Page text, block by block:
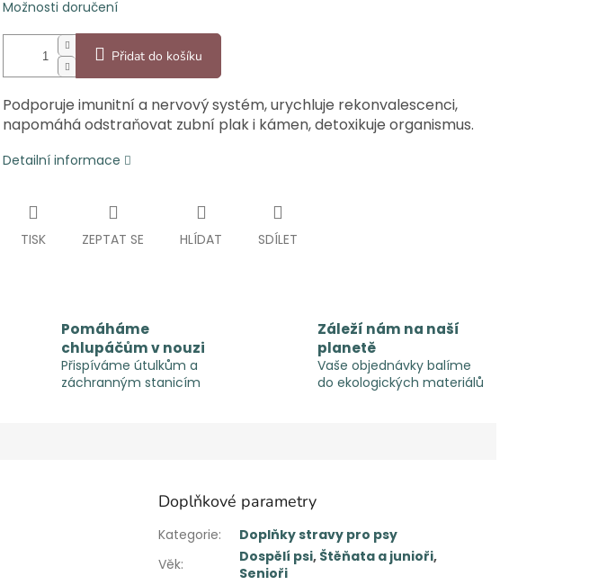
Možnosti doručení
Přidat do košíku
Podporuje imunitní a nervový systém, urychluje rekonvalescenci,
napomáhá odstraňovat zubní plak i kámen, detoxikuje organismus.
Detailní informace
TISK ZEPTAT SE HLÍDAT SDÍLET
Pomáháme
chlupáčům v nouzi
Přispíváme útulkům a
záchranným stanicím
Záleží nám na naší
planetě
Vaše objednávky balíme
do ekologických materiálů
Doplňkové parametry
Kategorie:
Doplňky stravy pro psy
Věk: Dospělí psi, Štěňata a junioři,
Senioři